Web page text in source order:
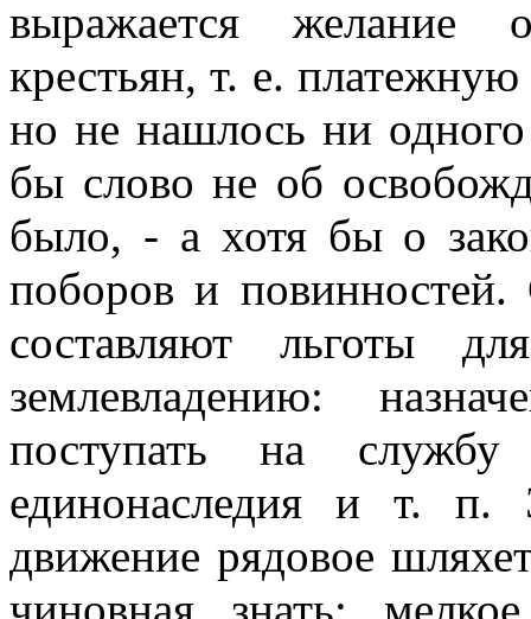
выражается желание
крестьян, т. е.
но не нашлось ни
бы слово не об
было, - а хотя бы о
поборов и повинностей.
составляют льготы
землевладению:
поступать на
единонаследия и т. п.
движение рядовое